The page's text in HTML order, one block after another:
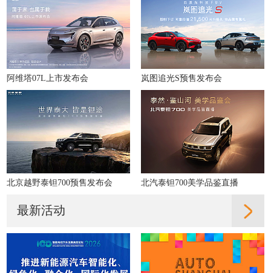
阿维塔07L上市发布会 岚图追光S预售发布会
北京越野泰钽700预售发布会 北汽泰钽700美学品鉴直播
最新活动